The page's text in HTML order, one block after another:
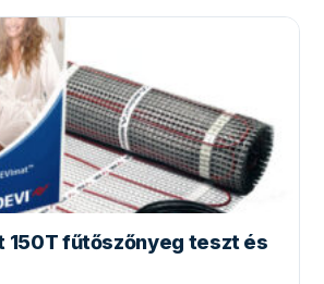
150T fűtőszőnyeg teszt és